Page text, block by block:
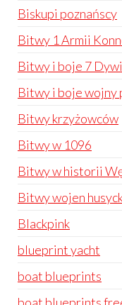
Biskupi poznańscy
Bitwy 1 Armii
Bitwy i boje 7
Bitwy i boje wojny
Bitwy krzyżowców
Bitwy w 1096
Bitwy w historii
Bitwy wojen
Blackpink
blueprint yacht
boat blueprints